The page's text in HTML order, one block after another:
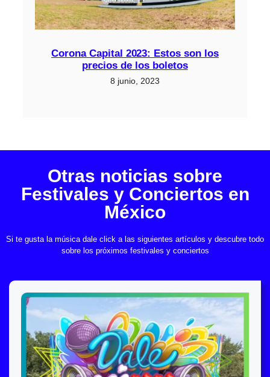
Corona Capital 2023: Estos son los
precios de los boletos
8 junio, 2023
Otras noticias sobre
Festivales y Conciertos en
México
Si te gusta la música dale click a las siguientes artículos y descubre todo
sobre los próximos festivales y conciertos